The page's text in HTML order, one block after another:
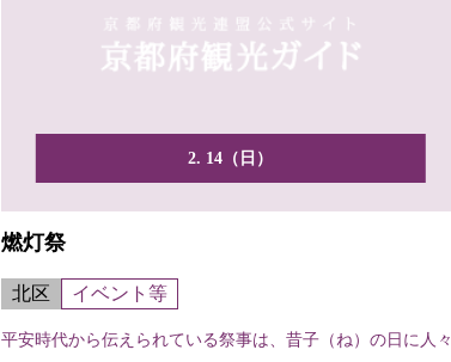
2. 14（日）
燃灯祭
北区 イベント等
平安時代から伝えられている祭事は、昔子（ね）の日に人々